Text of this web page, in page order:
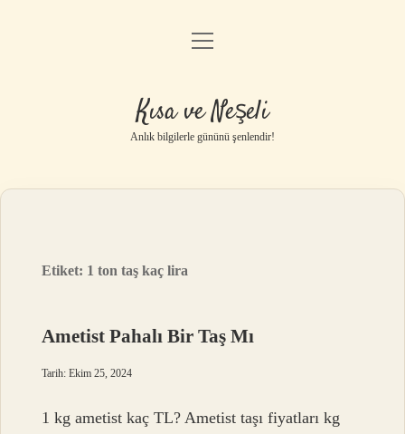
Anasayfa
Yasal Uyarı
menüyü
Kısa ve Neşeli
Anlık bilgilerle gününü şenlendir!
Etiket: 1 ton taş kaç lira
Ametist Pahalı Bir Taş Mı
Tarih: Ekim 25, 2024
1 kg ametist kaç TL? Ametist taşı fiyatları kg